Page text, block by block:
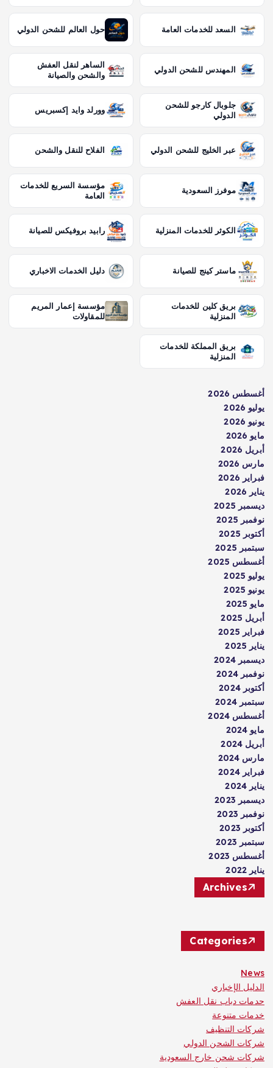
السعد للخدمات العامة حول العالم للشحن الدولي
المهندس للشحن الدولي
الساهر لنقل العفش
والشحن والصيانة
جلوبال كارجو للشحن
الدولي
وورلد وايد إكسبريس
عبر الخليج للشحن الدولي الفلاح للنقل والشحن
موفرز السعودية
مؤسسة السريع للخدمات
العامة
الكوثر للخدمات المنزلية رابيد بروفيكس للصيانة
ماستر كينج للصيانة دليل الخدمات الاخباري
بريق كلين للخدمات
المنزلية
مؤسسة إعمار المريم
للمقاولات
بريق المملكة للخدمات
المنزلية
أغسطس 2026
يوليو 2026
يونيو 2026
مايو 2026
أبريل 2026
مارس 2026
فبراير 2026
يناير 2026
ديسمبر 2025
نوفمبر 2025
أكتوبر 2025
سبتمبر 2025
أغسطس 2025
يوليو 2025
يونيو 2025
مايو 2025
أبريل 2025
فبراير 2025
يناير 2025
ديسمبر 2024
نوفمبر 2024
أكتوبر 2024
سبتمبر 2024
أغسطس 2024
مايو 2024
أبريل 2024
مارس 2024
فبراير 2024
يناير 2024
ديسمبر 2023
نوفمبر 2023
أكتوبر 2023
سبتمبر 2023
أغسطس 2023
يناير 2022
Archives
Categories
News
الدليل الإخباري
حدمات دباب نقل العفش
خدمات متنوعة
شركات التنظيف
شركات الشحن الدولي
شركات شحن خارج السعودية